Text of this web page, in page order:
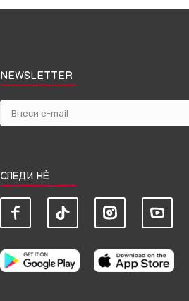
NEWSLETTER
СЛЕДИ НЀ